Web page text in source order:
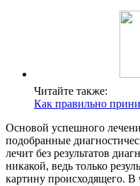
Читайте также:
Как правильно
Основой успешного
подобранные
лечит без результатов
никакой, ведь только
картину происходящего. В